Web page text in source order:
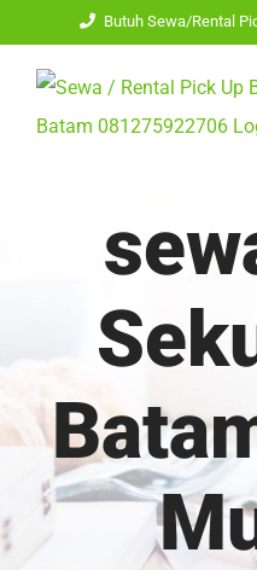
content
Butuh Sewa/Rental